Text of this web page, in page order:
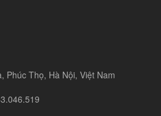
Phúc Thọ, Hà Nội, Việt Nam